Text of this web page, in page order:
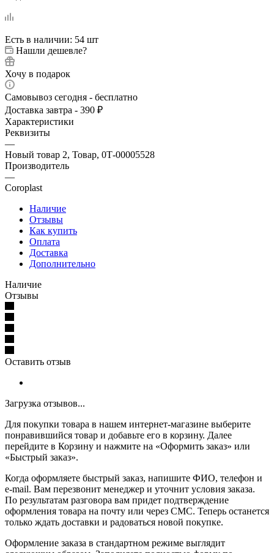
Есть в наличии: 54 шт
Нашли дешевле?
Хочу в подарок
Самовывоз сегодня - бесплатно
Доставка завтра - 390 ₽
Характеристики
Реквизиты
—
Новый товар 2, Товар, 0Т-00005528
Производитель
—
Coroplast
Наличие
Отзывы
Как купить
Оплата
Доставка
Дополнительно
Наличие
Отзывы
Оставить отзыв
Загрузка отзывов...
Для покупки товара в нашем интернет-магазине выберите
понравившийся товар и добавьте его в корзину. Далее
перейдите в Корзину и нажмите на «Оформить заказ» или
«Быстрый заказ».
Когда оформляете быстрый заказ, напишите ФИО, телефон и
e-mail. Вам перезвонит менеджер и уточнит условия заказа.
По результатам разговора вам придет подтверждение
оформления товара на почту или через СМС. Теперь останется
только ждать доставки и радоваться новой покупке.
Оформление заказа в стандартном режиме выглядит